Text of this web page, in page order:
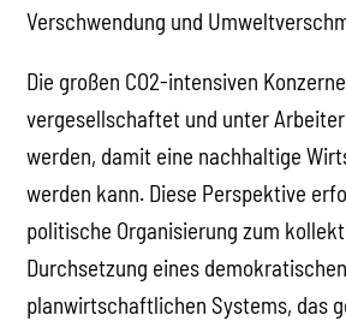
Verschwendung und
Die großen CO2-intensiven
vergesellschaftet und unter
werden, damit eine nachhaltige
werden kann. Diese Perspektive
politische Organisierung zum
Durchsetzung eines
planwirtschaftlichen Systems, das